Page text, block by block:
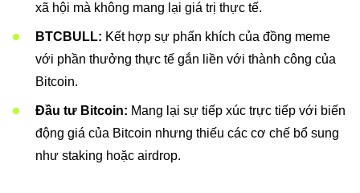
xã hội mà không mang lại giá trị thực tế.
BTCBULL: Kết hợp sự phấn khích của đồng meme
với phần thưởng thực tế gắn liền với thành công của
Bitcoin.
Đầu tư Bitcoin: Mang lại sự tiếp xúc trực tiếp với biến
động giá của Bitcoin nhưng thiếu các cơ chế bổ sung
như staking hoặc airdrop.